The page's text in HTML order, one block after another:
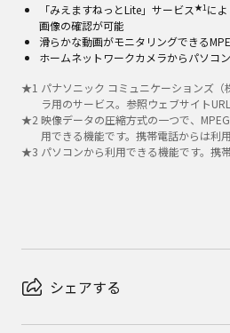
「みえますねっとLite」サービス★1 に
画像の確認が可能
滑らかな動画がモニタリングできる
ホームネットワークカメラからパソコ
★1 パナソニック コミュニケーションズ
ラ用のサービス。参照ウェブサイト
★2 映像データの圧縮方式の一つで、
用できる機能です。携帯電話からは利
★3 パソコンから利用できる機能です。携
シェアする